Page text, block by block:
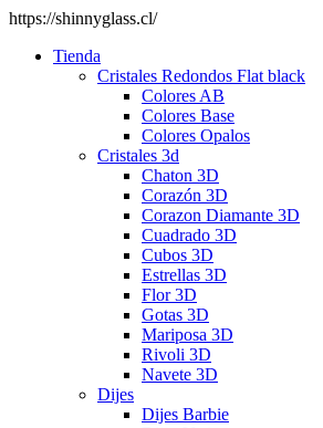
https://shinnyglass.cl/
Tienda
Cristales Redondos Flat black
Colores AB
Colores Base
Colores Opalos
Cristales 3d
Chaton 3D
Corazón 3D
Corazon Diamante 3D
Cuadrado 3D
Cubos 3D
Estrellas 3D
Flor 3D
Gotas 3D
Mariposa 3D
Rivoli 3D
Navete 3D
Dijes
Dijes Barbie